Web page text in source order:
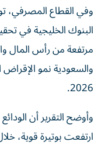
وفي القطاع المصرفي،
البنوك الخليجية في
مرتفعة من رأس المال
والسعودية نمو
2026.
وأوضح التقرير أن